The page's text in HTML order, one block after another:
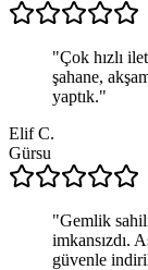
"Çok hızlı
şahane,
yaptık."
Elif C.
Gürsu
"Gemlik
imkansızdı.
güvenle